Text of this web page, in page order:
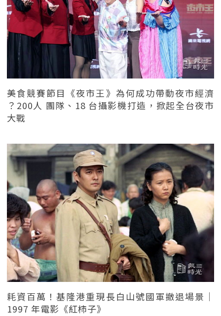
美食競賽節目《夜市王》為何成功帶動夜市經濟
？200人 團隊、18 台攝影機打造，掀起全台夜市
大戰
耗資百萬！基隆港重現長白山號國軍撤退場景｜
1997 年電影《紅柿子》